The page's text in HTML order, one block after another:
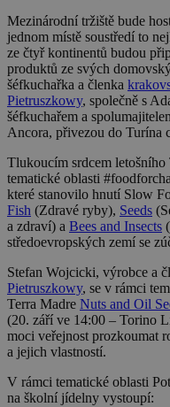
Mezinárodní tržiště bude
jednom místě soustředí to
ze čtyř kontinentů budou
produktů ze svých
šéfkuchařka a členka
Pietruszkowy, společně s
šéfkuchařem a
Ancora, přivezou do Turína
Tlukoucím srdcem letošního
tematické oblasti
které stanovilo hnutí Slow
Fish (Zdravé ryby), Seeds
a zdraví) a Bees and Insects
středoevropských zemí se
Stefan Wojcicki, výrobce a
Pietruszkowy, se v rámci
Terra Madre Nuts and Oil
(20. září ve 14:00 – Torino
moci veřejnost prozkoumat
a jejich vlastností.
V rámci tematické oblasti
na školní jídelny vystoupí: